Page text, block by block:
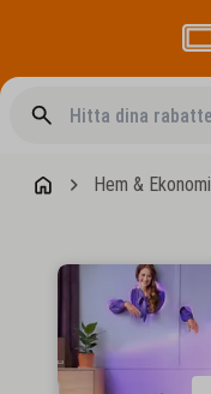
Hem & Ekonomi